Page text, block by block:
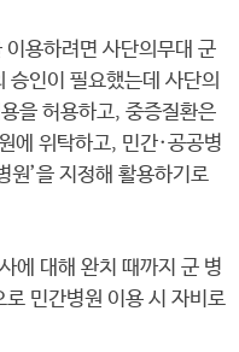
용하려면 사단의무대 군
승인이 필요했는데 사단의
을 허용하고, 중증질환은
에 위탁하고, 민간·공공병
원’을 지정해 활용하기로
에 대해 완치 때까지 군 병
민간병원 이용 시 자비로